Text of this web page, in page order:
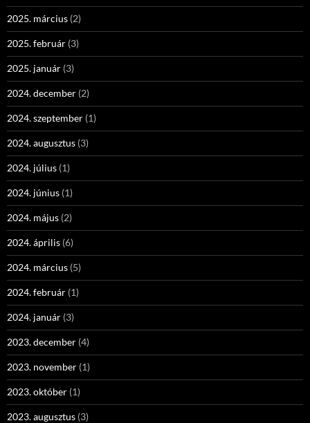
2025. március (2)
2025. február (3)
2025. január (3)
2024. december (2)
2024. szeptember (1)
2024. augusztus (3)
2024. július (1)
2024. június (1)
2024. május (2)
2024. április (6)
2024. március (5)
2024. február (1)
2024. január (3)
2023. december (4)
2023. november (1)
2023. október (1)
2023. augusztus (3)